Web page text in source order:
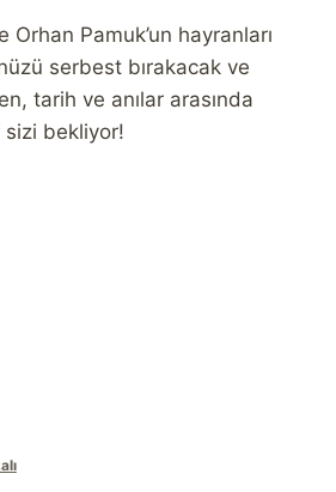
Pamuk’un hayranları
serbest bırakacak ve
tarih ve anılar arasında
sizi bekliyor!